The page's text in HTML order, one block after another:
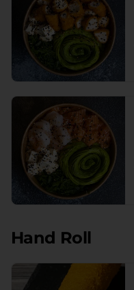
Hand Roll